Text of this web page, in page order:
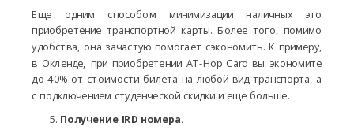
Еще одним способом минимизации наличных это
приобретение транспортной карты. Более того, помимо
удобства, она зачастую помогает сэкономить. К примеру,
в Окленде, при приобретении AT-Hop Card вы экономите
до 40% от стоимости билета на любой вид транспорта, а
с подключением студенческой скидки и еще больше.
Получение IRD номера.